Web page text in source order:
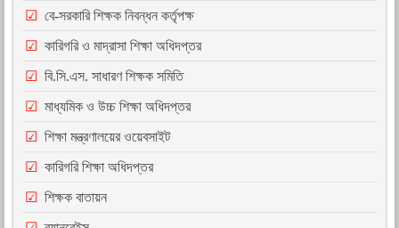
বে-সরকারি শিক্ষক নিবন্ধন কর্তৃপক্ষ
কারিগরি ও মাদ্রাসা শিক্ষা অধিদপ্তর
বি.সি.এস. সাধারণ শিক্ষক সমিতি
মাধ্যমিক ও উচ্চ শিক্ষা অধিদপ্তর
শিক্ষা মন্ত্রণালয়ের ওয়েবসাইট
কারিগরি শিক্ষা অধিদপ্তর
শিক্ষক বাতায়ন